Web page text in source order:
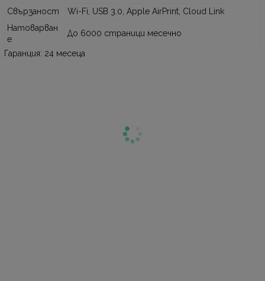
Свързаност
Wi-Fi, USB 3.0, Apple AirPrint, Cloud Link
Натоварван
е
До 6000 страници месечно
Гаранция: 24 месеца